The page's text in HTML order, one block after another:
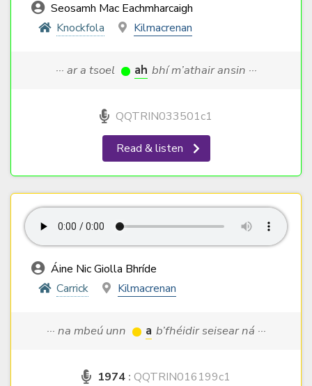
Seosamh Mac Eachmharcaigh
Knockfola
Kilmacrenan
··· ar a tsoel ah bhí m’athair ansin ···
QQTRIN033501c1
Read & listen
Áine Nic Giolla Bhríde
Carrick
Kilmacrenan
··· na mbeú unn a b’fhéidir seisear ná ···
1974 : QQTRIN016199c1